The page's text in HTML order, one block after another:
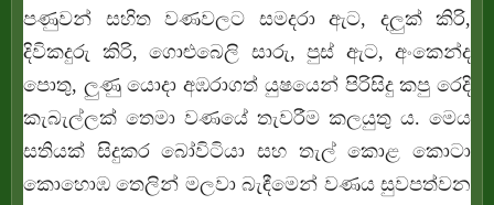
පණුවන් සහිත වණවලට සමදරා ඇට, දලුක් කිරි,
දිවිකදුරු කිරි, ගොළුබෙලි සාරු, පුස් ඇට, අංකෙන්ද
පොතු, ලුණු යොදා අඹරාගත් යුෂයෙන් පිරිසිදු කපු රෙදි
කැබැල්ලක් තෙමා වණයේ තැවරීම කලයුතු ය. මෙය
සතියක් සිදුකර බෝවිටියා සහ තැල් කොළ කොටා
කොහොඹ තෙලින් මලවා බැඳීමෙන් වණය සුවපත්වන